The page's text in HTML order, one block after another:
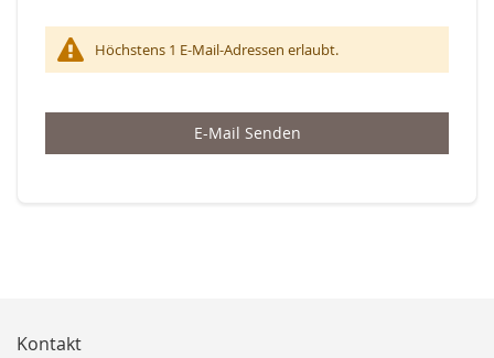
Höchstens 1 E-Mail-Adressen erlaubt.
E-Mail Senden
Kontakt